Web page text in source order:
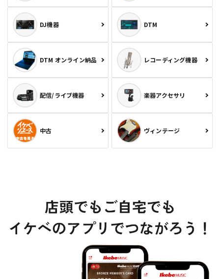
DJ機器 DTM
DTM オンライン納品 レコーディング機器
配信/ライブ機器 楽器アクセサリ
中古 ヴィンテージ